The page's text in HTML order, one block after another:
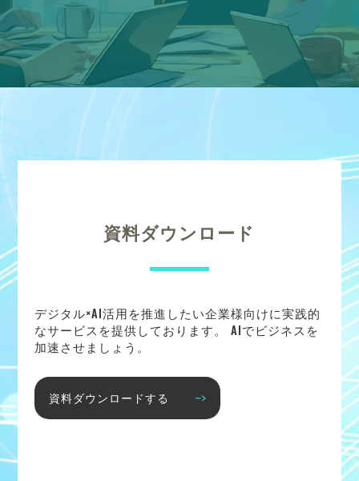
資料ダウンロード
デジタル×AI活用を推進したい企業様向けに実践的
なサービスを提供しております。 AIでビジネスを
加速させましょう。
資料ダウンロードする